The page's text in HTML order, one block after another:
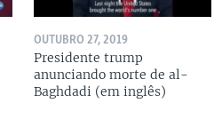
OUTUBRO 27, 2019
Presidente trump
anunciando morte de al-
Baghdadi (em inglês)